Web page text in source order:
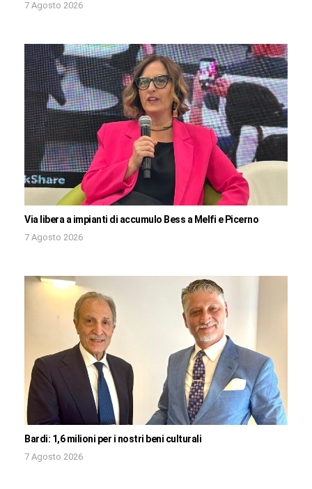
7 Agosto 2026
Via libera a impianti di accumulo Bess a Melfi e Picerno
7 Agosto 2026
Bardi: 1,6 milioni per i nostri beni culturali
7 Agosto 2026